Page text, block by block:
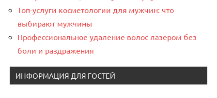
Топ-услуги косметологии для мужчин: что
выбирают мужчины
Профессиональное удаление волос лазером без
боли и раздражения
ИНФОРМАЦИЯ ДЛЯ ГОСТЕЙ